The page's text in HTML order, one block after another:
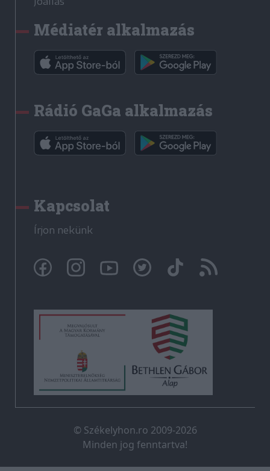
Médiatér alkalmazás
Rádió GaGa alkalmazás
Kapcsolat
Írjon nekünk
© Székelyhon.ro 2009-2026
Minden jog fenntartva!